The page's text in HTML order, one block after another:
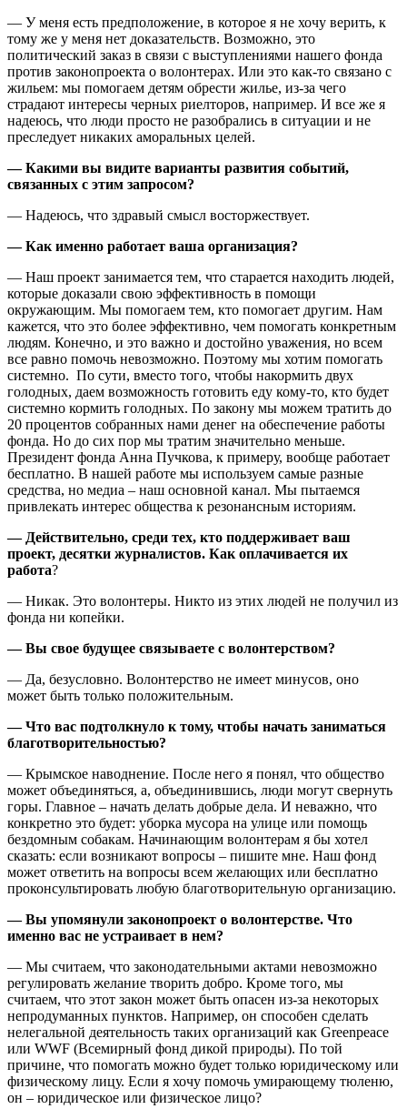
— У меня есть предположение, в которое я не хочу верить, к
тому же у меня нет доказательств. Возможно, это
политический заказ в связи с выступлениями нашего фонда
против законопроекта о волонтерах. Или это как-то связано с
жильем: мы помогаем детям обрести жилье, из-за чего
страдают интересы черных риелторов, например. И все же я
надеюсь, что люди просто не разобрались в ситуации и не
преследует никаких аморальных целей.
— Какими вы видите варианты развития событий,
связанных с этим запросом?
— Надеюсь, что здравый смысл восторжествует.
— Как именно работает ваша организация?
— Наш проект занимается тем, что старается находить людей,
которые доказали свою эффективность в помощи
окружающим. Мы помогаем тем, кто помогает другим. Нам
кажется, что это более эффективно, чем помогать конкретным
людям. Конечно, и это важно и достойно уважения, но всем
все равно помочь невозможно. Поэтому мы хотим помогать
системно. По сути, вместо того, чтобы накормить двух
голодных, даем возможность готовить еду кому-то, кто будет
системно кормить голодных. По закону мы можем тратить до
20 процентов собранных нами денег на обеспечение работы
фонда. Но до сих пор мы тратим значительно меньше.
Президент фонда Анна Пучкова, к примеру, вообще работает
бесплатно. В нашей работе мы используем самые разные
средства, но медиа – наш основной канал. Мы пытаемся
привлекать интерес общества к резонансным историям.
— Действительно, среди тех, кто поддерживает ваш
проект, десятки журналистов. Как оплачивается их
работа?
— Никак. Это волонтеры. Никто из этих людей не получил из
фонда ни копейки.
— Вы свое будущее связываете с волонтерством?
— Да, безусловно. Волонтерство не имеет минусов, оно
может быть только положительным.
— Что вас подтолкнуло к тому, чтобы начать заниматься
благотворительностью?
— Крымское наводнение. После него я понял, что общество
может объединяться, а, объединившись, люди могут свернуть
горы. Главное – начать делать добрые дела. И неважно, что
конкретно это будет: уборка мусора на улице или помощь
бездомным собакам. Начинающим волонтерам я бы хотел
сказать: если возникают вопросы – пишите мне. Наш фонд
может ответить на вопросы всем желающих или бесплатно
проконсультировать любую благотворительную организацию.
— Вы упомянули законопроект о волонтерстве. Что
именно вас не устраивает в нем?
— Мы считаем, что законодательными актами невозможно
регулировать желание творить добро. Кроме того, мы
считаем, что этот закон может быть опасен из-за некоторых
непродуманных пунктов. Например, он способен сделать
нелегальной деятельность таких организаций как Greenpeace
или WWF (Всемирный фонд дикой природы). По той
причине, что помогать можно будет только юридическому или
физическому лицу. Если я хочу помочь умирающему тюленю,
он – юридическое или физическое лицо?